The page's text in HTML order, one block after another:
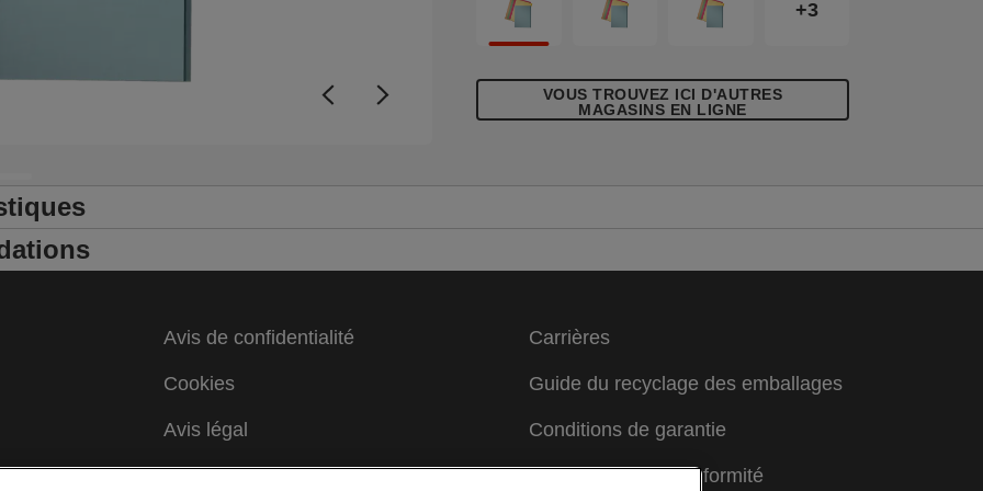
+3
VOUS TROUVEZ ICI D'AUTRES
MAGASINS EN LIGNE
Avis de confidentialité
Cookies
Avis légal
Colophon
Carrières
Guide du recyclage des emballages
Conditions de garantie
Déclarations de conformité